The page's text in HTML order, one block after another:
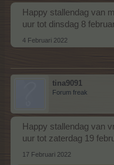
Happy stallendag van
uur tot dinsdag 8
4 Februari 2022
tina9091
Forum freak
Happy stallendag van
uur tot zaterdag 19
17 Februari 2022